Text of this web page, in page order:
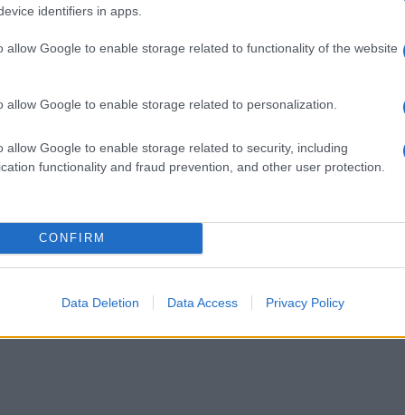
identifiers in apps.
allow Google to enable storage related to functionality of the website
allow Google to enable storage related to personalization.
allow Google to enable storage related to security, including
functionality and fraud prevention, and other user protection.
CONFIRM
Data Deletion Data Access Privacy Policy
+ Esporta iCal
,